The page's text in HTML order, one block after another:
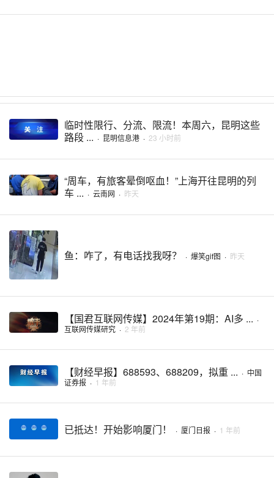
临时性限行、分流、限流！本周六，昆明这些
路段 ... · 昆明信息港 · 23 小时前
“周车，有旅客晕倒呕血！”上海开往昆明的列
车 ... · 云南网 · 昨天
鱼：咋了，有电话找我呀？ · 爆笑gif图 · 昨天
【国君互联网传媒】2024年第19期：AI多 ... ·
互联网传媒研究 · 2 年前
【财经早报】688593、688209，拟重 ... · 中国
证券报 · 1 年前
已抵达！开始影响厦门！ · 厦门日报 · 1 年前